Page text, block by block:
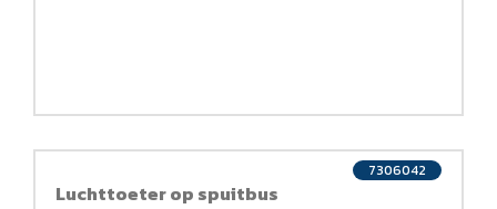
Luchttoeter op spuitbus
7306042